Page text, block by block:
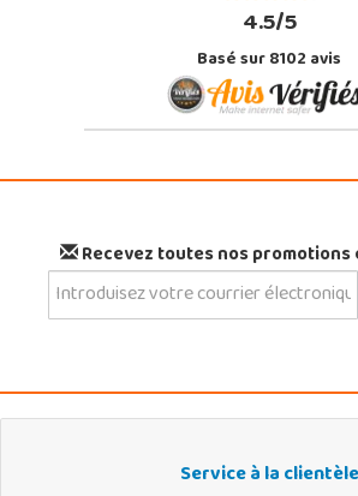
4.5/5
Basé sur 8102 avis
Recevez toutes nos
Service à la clientèle